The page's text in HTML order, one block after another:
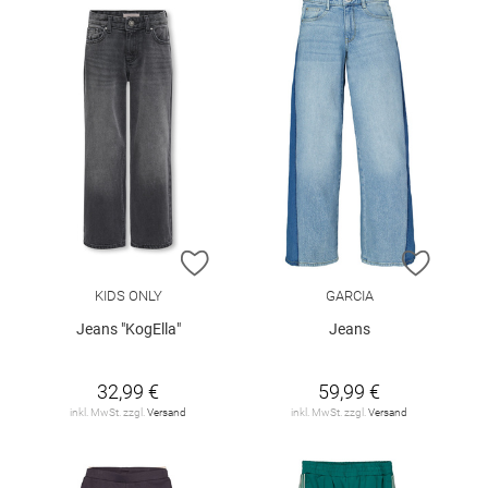
ZUR WUNSCHLISTE HINZUFÜGEN
KIDS ONLY
Jeans "KogElla"
32,99 €
inkl. MwSt. zzgl.Versand
ZUR
GARCIA
Jeans
59,99 €
inkl. MwSt. zzgl.Versand